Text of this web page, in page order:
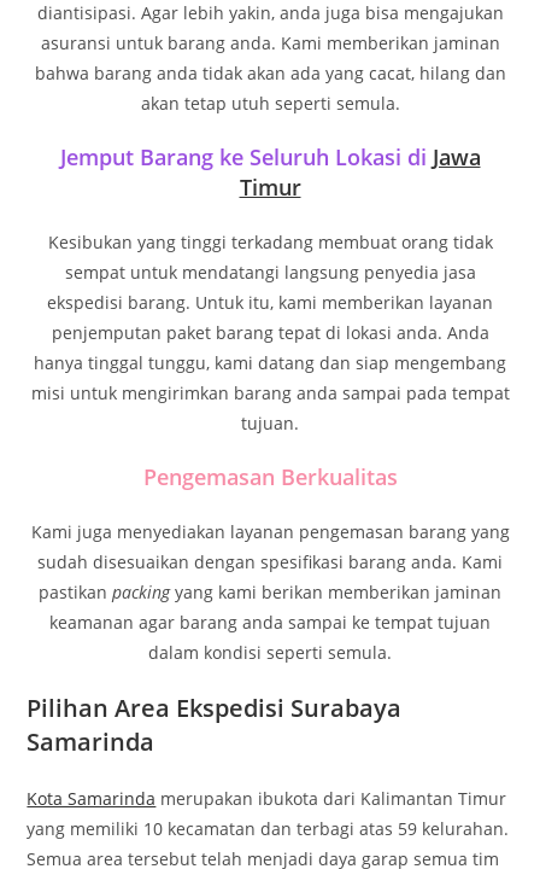
diantisipasi. Agar lebih yakin, anda juga bisa mengajukan
asuransi untuk barang anda. Kami memberikan jaminan
bahwa barang anda tidak akan ada yang cacat, hilang dan
akan tetap utuh seperti semula.
Jemput Barang ke Seluruh Lokasi di Jawa
Timur
Kesibukan yang tinggi terkadang membuat orang tidak
sempat untuk mendatangi langsung penyedia jasa
ekspedisi barang. Untuk itu, kami memberikan layanan
penjemputan paket barang tepat di lokasi anda. Anda
hanya tinggal tunggu, kami datang dan siap mengembang
misi untuk mengirimkan barang anda sampai pada tempat
tujuan.
Pengemasan Berkualitas
Kami juga menyediakan layanan pengemasan barang yang
sudah disesuaikan dengan spesifikasi barang anda. Kami
pastikan packingyang kami berikan memberikan jaminan
keamanan agar barang anda sampai ke tempat tujuan
dalam kondisi seperti semula.
Pilihan Area Ekspedisi Surabaya
Samarinda
Kota Samarinda merupakan ibukota dari Kalimantan Timur
yang memiliki 10 kecamatan dan terbagi atas 59 kelurahan.
Semua area tersebut telah menjadi daya garap semua tim